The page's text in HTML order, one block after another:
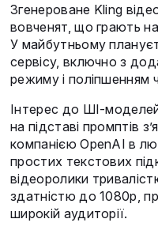
Згенероване Kling
вовченят, що грають
У майбутньому
сервісу, включно з
режиму і поліпшенням
Інтерес до ШІ-моделей
на підставі промптів
компанією OpenAI в
простих текстових
відеоролики
здатністю до 1080p,
широкій аудиторії.